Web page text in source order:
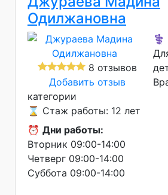
Одилжановна
8 отзывов
Добавить отзыв
⚕️
категории
⌛ Стаж работы: 12 лет
⏰ Дни работы:
Вторник 09:00-14:00
Четверг 09:00-14:00
Суббота 09:00-14:00